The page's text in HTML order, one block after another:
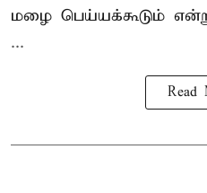
மழை பெய்யக்கூடும்
...
Read